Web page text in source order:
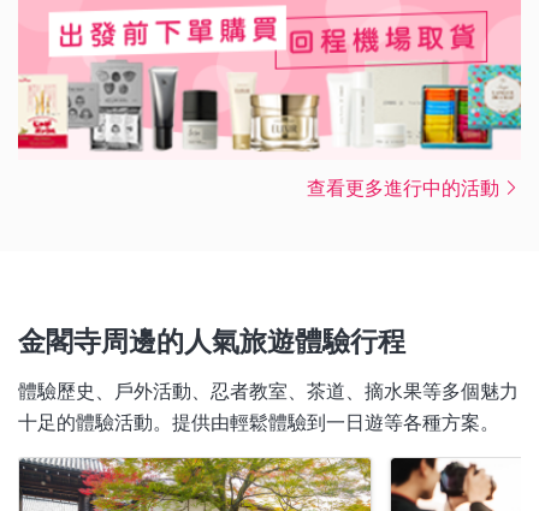
查看更多進行中的活動
金閣寺周邊的人氣旅遊體驗行程
體驗歷史、戶外活動、忍者教室、茶道、摘水果等多個魅力
十足的體驗活動。提供由輕鬆體驗到一日遊等各種方案。